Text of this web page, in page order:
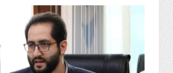
و
شهری
گاز